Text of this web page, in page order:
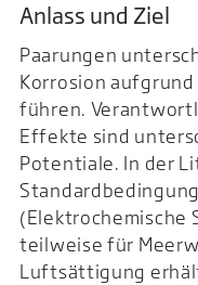
Anlass und Ziel
Paarungen
Korrosion
führen.
Effekte sind
Potentiale. In der
(Elektrochemische
teilweise für
Luftsättigung